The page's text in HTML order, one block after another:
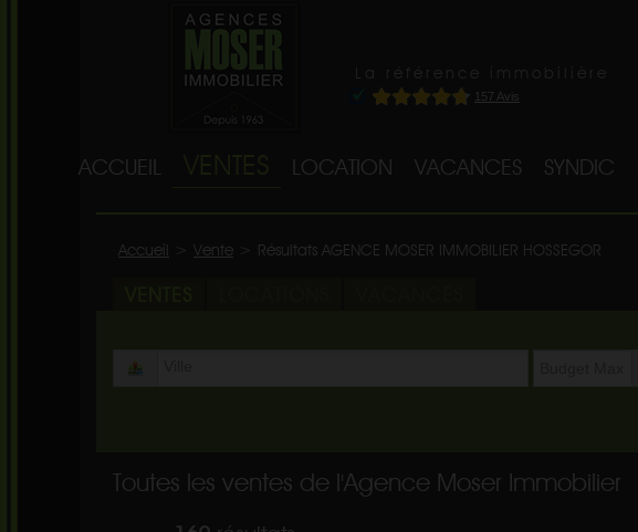
ACCUEIL LOCATION VACANCES SYNDIC
Accueil Vente Résultats AGENCE MOSER IMMOBILIER HOSSEGOR
Toutes les ventes de l'Agence Moser Immobilier